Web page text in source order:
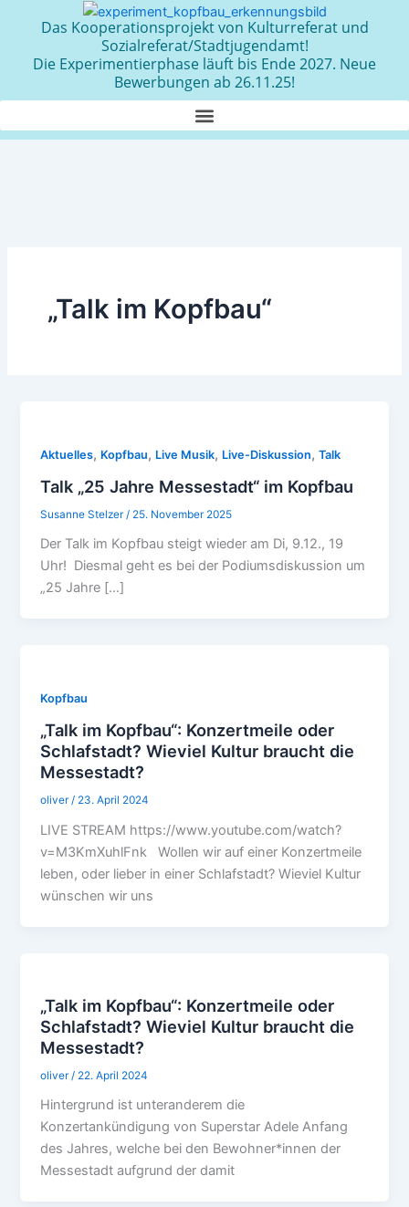
Das Kooperationsprojekt von Kulturreferat und
Sozialreferat/Stadtjugendamt!
Die Experimentierphase läuft bis Ende 2027. Neue
Bewerbungen ab 26.11.25!
„Talk im Kopfbau“
Aktuelles, Kopfbau, Live Musik, Live-Diskussion,Talk
Talk „25 Jahre Messestadt“ im Kopfbau
Susanne Stelzer / 25. November 2025
Der Talk im Kopfbau steigt wieder am Di, 9.12., 19
Uhr! Diesmal geht es bei der Podiumsdiskussion um
„25 Jahre […]
Kopfbau
„Talk im Kopfbau“: Konzertmeile oder
Schlafstadt? Wieviel Kultur braucht die
Messestadt?
oliver/ 23. April 2024
LIVE STREAM https://www.youtube.com/watch?
v=M3KmXuhlFnk Wollen wir auf einer Konzertmeile
leben, oder lieber in einer Schlafstadt? Wieviel Kultur
wünschen wir uns
„Talk im Kopfbau“: Konzertmeile oder
Schlafstadt? Wieviel Kultur braucht die
Messestadt?
oliver / 22. April 2024
Hintergrund ist unteranderem die
Konzertankündigung von Superstar Adele Anfang
des Jahres, welche bei den Bewohner*innen der
Messestadt aufgrund der damit